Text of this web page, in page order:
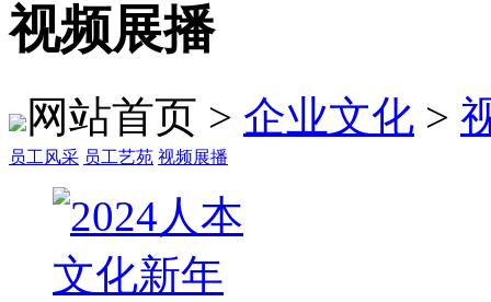
视频展播
网站首页 > 企业文化 >
员工风采 员工艺苑 视频展播